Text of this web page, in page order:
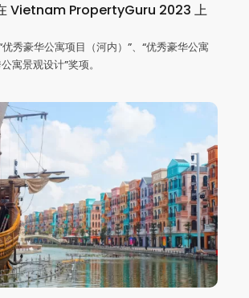
Vietnam PropertyGuru 2023 上
秀豪华公寓项目（河内）”、“优秀豪华公寓
寓景观设计”奖项。